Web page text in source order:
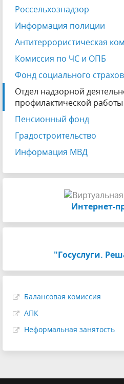
Россельхознадзор
Информация полиции
Антитеррористическая
Комиссия по ЧС и ОПБ
Фонд социального
Отдел надзорной
профилактической работы
Пенсионный фонд
Градостроительство
Информация МВД
Интернет-
"Госуслуги.
Балансовая комиссия
АПК
Неформальная занятость